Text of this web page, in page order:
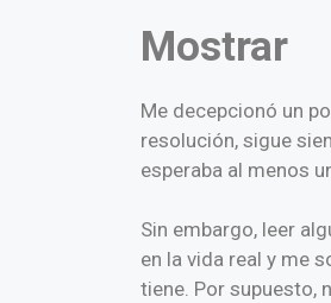
Mostrar
Me decepcionó un
resolución, sigue
esperaba al menos
Sin embargo, leer
en la vida real y me
tiene. Por supuesto,